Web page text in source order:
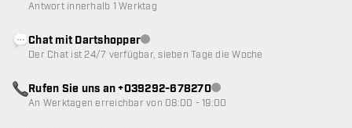
Antwort innerhalb 1 Werktag
Chat mit DartshopperKundenservice nicht verfügbar
Der Chat ist 24/7 verfügbar, sieben Tage die Woche
Rufen Sie uns an +039292-678270Kundenservice nicht
An Werktagen erreichbar von 08:00 - 19:00